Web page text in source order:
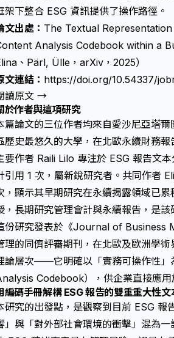
架下整合 ESG 資訊提供了操作路徑。
文出處： The Textual
Analysis Codebook within a
、Pärl, Ülle，arXiv，2025）
文連結： https://doi.org/10.54337/
讀原文 →
於作者與這項研究
篇論文的三位作者均來自愛沙尼亞塔
歷史最悠久的大學，在北歐永續財務
要作者 Raili Lilo 專注於 ESG 報告文
引用 1 次，屬新銳研究者。共同作者
，顯示其早期研究在永續揭露領域已
，長期研究管理會計與永續報告，是
份研究發表於《Journal of Business
理的同儕評審期刊，在北歐及歐洲學
論層次——它明確以「實務可操作性」
Codebook），供企業直接應用
編碼手冊解構 ESG 報告的雙重重大性
研究的出發點，是觀察到目前 ESG 報
」與「對外部社會環境的衝擊」混為